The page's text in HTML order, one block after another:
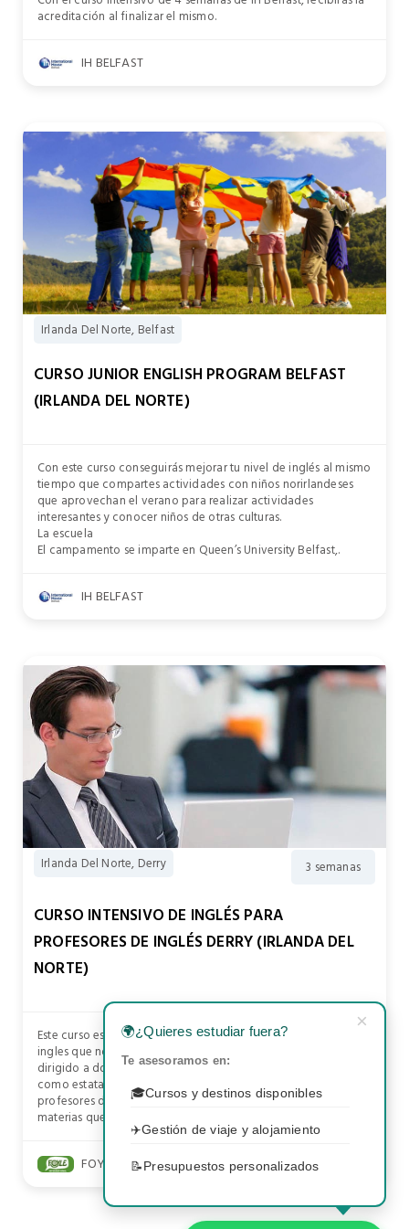
acreditación al finalizar el mismo.
IH BELFAST
Irlanda Del Norte, Belfast
CURSO JUNIOR ENGLISH PROGRAM BELFAST
(IRLANDA DEL NORTE)
Con este curso conseguirás mejorar tu nivel de inglés al mismo
tiempo que compartes actividades con niños norirlandeses
que aprovechan el verano para realizar actividades
interesantes y conocer niños de otras culturas.
La escuela
El campamento se imparte en Queen’s University Belfast,.
IH BELFAST
Irlanda Del Norte, Derry 3 semanas
CURSO INTENSIVO DE INGLÉS PARA
PROFESORES DE INGLÉS DERRY (IRLANDA DEL
NORTE)
Este curso está especialmente diseñado para profesores de
ingles que no hablan este idioma como primera lengua. Va
dirigido a docentes del idioma en sectores tanto privados
como estatales. El curso lo pueden hacer no solamente
profesores de inglés si no también profesores de otras
materias que imparten.
FOYLE INTERNATIONAL
×
🌍¿Quieres estudiar fuera?
Te asesoramos en:
🎓Cursos y destinos disponibles
✈️Gestión de viaje y alojamiento
📝 Presupuestos personalizados